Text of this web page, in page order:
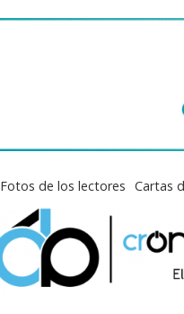
Fotos de los lectores Cartas